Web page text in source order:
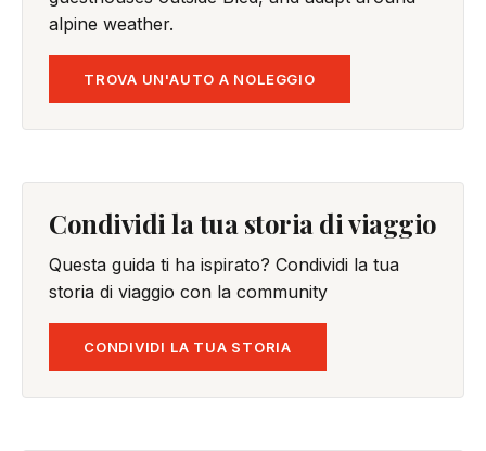
alpine weather.
TROVA UN'AUTO A NOLEGGIO
Condividi la tua storia di viaggio
Questa guida ti ha ispirato? Condividi la tua
storia di viaggio con la community
CONDIVIDI LA TUA STORIA